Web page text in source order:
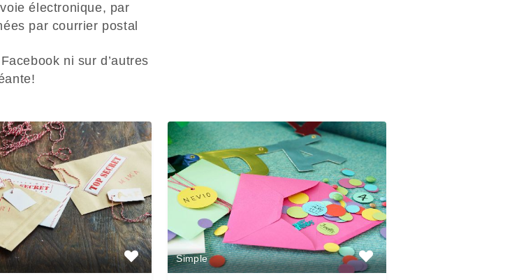
électronique, par
par courrier postal
ni sur d’autres
Simple